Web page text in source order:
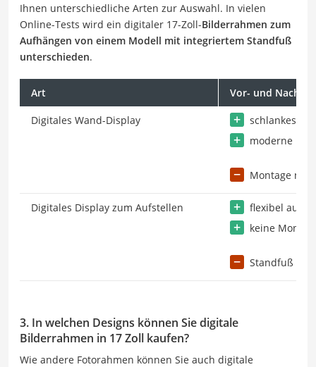
Ihnen unterschiedliche Arten zur Auswahl. In vielen
Online-Tests wird ein digitaler 17-Zoll-Bilderrahmen zum
Aufhängen von einem Modell mit integriertem Standfuß
unterschieden.
Art Vor- und
Digitales Wand-Display
schlankes
moderne
Montage
Digitales Display zum Aufstellen
flexibel
keine
Standfuß
3. In welchen Designs können Sie digitale
Bilderrahmen in 17 Zoll kaufen?
Wie andere Fotorahmen können Sie auch digitale